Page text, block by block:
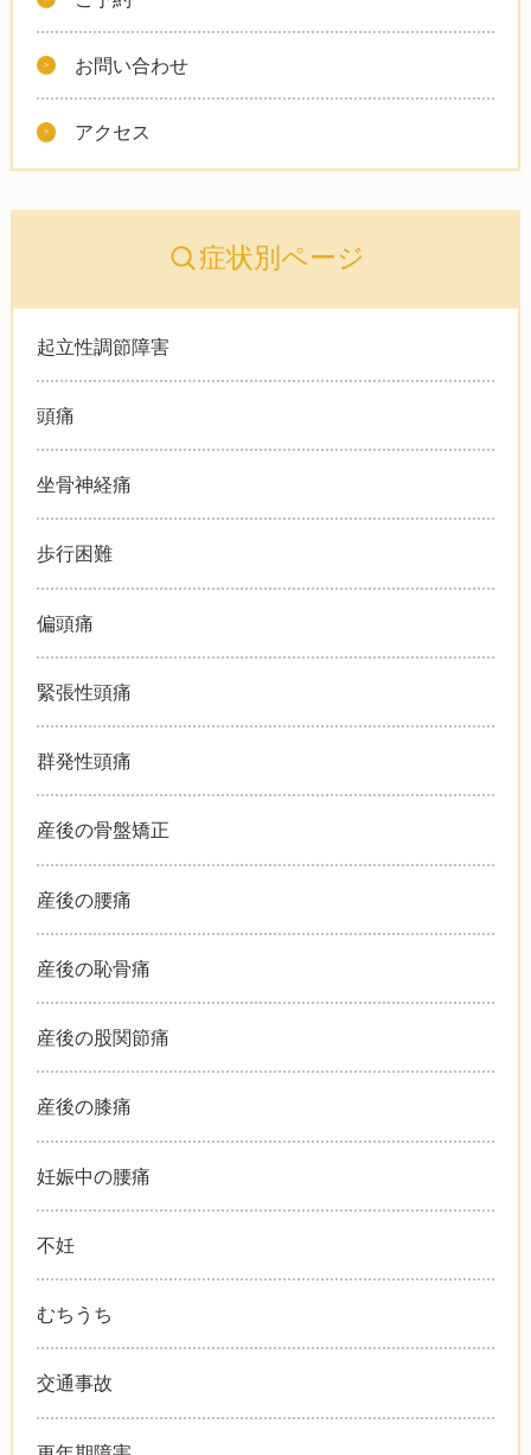
お問い合わせ
アクセス
症状別ページ
起立性調節障害
頭痛
坐骨神経痛
歩行困難
偏頭痛
緊張性頭痛
群発性頭痛
産後の骨盤矯正
産後の腰痛
産後の恥骨痛
産後の股関節痛
産後の膝痛
妊娠中の腰痛
不妊
むちうち
交通事故